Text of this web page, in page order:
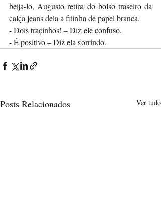
beija-lo, Augusto retira do bolso traseiro da
calça jeans dela a fitinha de papel branca.
- Dois traçinhos! – Diz ele confuso.
- É positivo – Diz ela sorrindo.
Posts Relacionados Ver tudo